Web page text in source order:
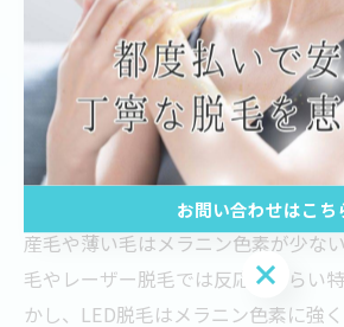
特に年齢を重ねると白髪が増えやす
としてLED脱毛機を使用することで
みを軽減できます。実際に白髪が目立
脱毛を行うことで、肌の美しさも保
産毛や薄い毛にもLED脱毛が
産毛や薄い毛はメラニン色素が少な
毛やレーザー脱毛では反応しづらい
かし、LED脱毛はメラニン色素に強
お問い合わせはこち
お問い合わせはこち